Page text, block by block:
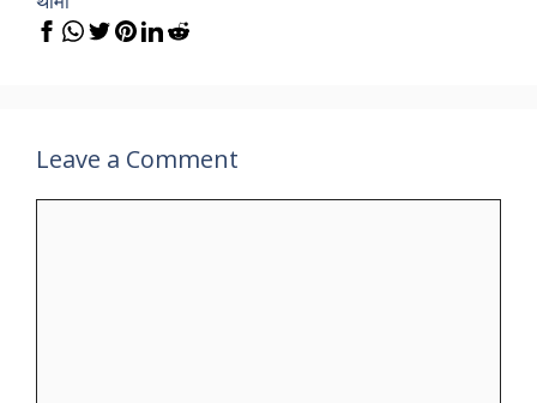
Leave a Comment